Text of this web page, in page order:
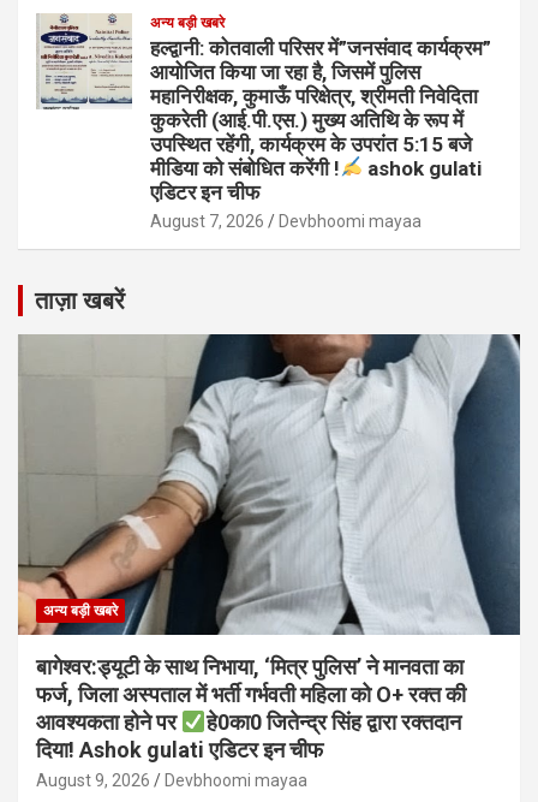
अन्य बड़ी खबरे
हल्द्वानी: कोतवाली परिसर में”जनसंवाद कार्यक्रम”
आयोजित किया जा रहा है, जिसमें पुलिस
महानिरीक्षक, कुमाऊँ परिक्षेत्र, श्रीमती निवेदिता
कुकरेती (आई.पी.एस.) मुख्य अतिथि के रूप में
उपस्थित रहेंगी, कार्यक्रम के उपरांत 5:15 बजे
मीडिया को संबोधित करेंगी !
ashok gulati
एडिटर इन चीफ
August 7, 2026 Devbhoomi mayaa
ताज़ा खबरें
अन्य बड़ी खबरे
बागेश्वर:ड्यूटी के साथ निभाया, ‘मित्र पुलिस’ ने मानवता का
फर्ज, जिला अस्पताल में भर्ती गर्भवती महिला को O+ रक्त की
आवश्यकता होने पर
हे0का0 जितेन्द्र सिंह द्वारा रक्तदान
दिया! Ashok gulati एडिटर इन चीफ
August 9, 2026 Devbhoomi mayaa